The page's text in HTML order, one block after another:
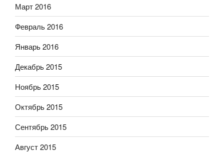
Март 2016
Февраль 2016
Январь 2016
Декабрь 2015
Ноябрь 2015
Октябрь 2015
Сентябрь 2015
Август 2015